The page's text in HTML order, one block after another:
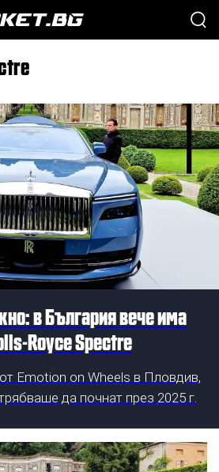
в България вече има
Royce Spectre
Emotion on Wheels в Пловдив,
да почнат през 2025 г.